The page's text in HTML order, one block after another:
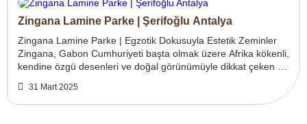
Zingana Lamine Parke | Şerifoğlu Antalya
Zingana Lamine Parke | Egzotik Dokusuyla Estetik Zeminler
Zingana, Gabon Cumhuriyeti başta olmak üzere Afrika kökenli,
kendine özgü desenleri ve doğal görünümüyle dikkat çeken bir
31 Mart 2025